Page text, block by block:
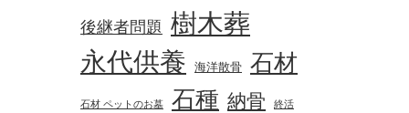
後継者問題 樹木葬
永代供養 海洋散骨 石材
石材 ペットのお墓 石種 納骨 終活